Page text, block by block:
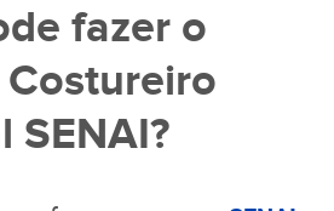
fazer o
SENAI?